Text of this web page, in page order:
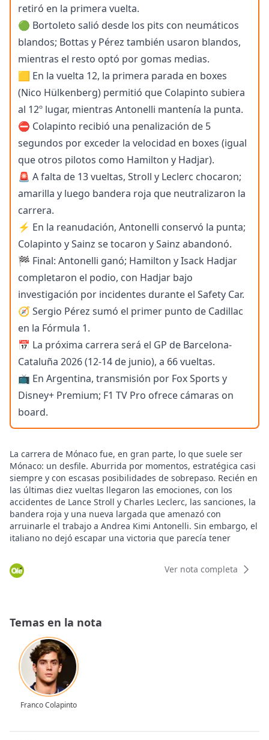
retiró en la primera vuelta.
🟢 Bortoleto salió desde los pits con neumáticos
blandos; Bottas y Pérez también usaron blandos,
mientras el resto optó por gomas medias.
🟨 En la vuelta 12, la primera parada en boxes
(Nico Hülkenberg) permitió que Colapinto subiera
al 12º lugar, mientras Antonelli mantenía la punta.
⛔ Colapinto recibió una penalización de 5
segundos por exceder la velocidad en boxes (igual
que otros pilotos como Hamilton y Hadjar).
🚨 A falta de 13 vueltas, Stroll y Leclerc chocaron;
amarilla y luego bandera roja que neutralizaron la
carrera.
⚡ En la reanudación, Antonelli conservó la punta;
Colapinto y Sainz se tocaron y Sainz abandonó.
🏁 Final: Antonelli ganó; Hamilton y Isack Hadjar
completaron el podio, con Hadjar bajo
investigación por incidentes durante el Safety Car.
🧭 Sergio Pérez sumó el primer punto de Cadillac
en la Fórmula 1.
📅 La próxima carrera será el GP de Barcelona-
Cataluña 2026 (12-14 de junio), a 66 vueltas.
📺 En Argentina, transmisión por Fox Sports y
Disney+ Premium; F1 TV Pro ofrece cámaras on
board.
La carrera de Mónaco fue, en gran parte, lo que suele ser
Mónaco: un desfile. Aburrida por momentos, estratégica casi
siempre y con escasas posibilidades de sobrepaso. Recién en
las últimas diez vueltas llegaron las emociones, con los
accidentes de Lance Stroll y Charles Leclerc, las sanciones, la
bandera roja y una nueva largada que amenazó con
arruinarle el trabajo a Andrea Kimi Antonelli. Sin embargo, el
italiano no dejó escapar una victoria que parecía tener
consecutivo en seis fechas, luego de que George Russell
ganara la apertura del campeonato.
es casi imposible y terminó involucrado en un toque con
Carlos Sainz en la reanudación final. De todos modos, Alpine
se fue con una sonrisa gracias a Pierre Gasly, quien llegó a
merodear el podio durante buena parte de la prueba. El
francés realizó una gran carrera, pero dos sanciones por
exceder la velocidad máxima en el pitlane lo relegaron y
terminó séptimo tras haber largado noveno. Como suele
pasar en este tipo de domingos, la clasificación definitiva
El inicio tuvo una sorpresa importante incluso antes de
Ver nota completa
Temas en la nota
Franco Colapinto